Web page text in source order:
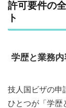
許可要件の
ト
学歴と業務
技人国ビザの申
ひとつが「学歴